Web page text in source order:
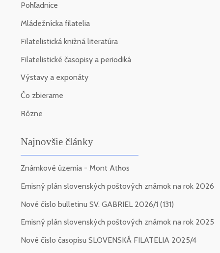
Pohľadnice
Mládežnícka filatelia
Filatelistická knižná literatúra
Filatelistické časopisy a periodiká
Výstavy a exponáty
Čo zbierame
Rôzne
Najnovšie články
Známkové územia - Mont Athos
Emisný plán slovenských poštových známok na rok 2026
Nové číslo bulletinu SV. GABRIEL 2026/1 (131)
Emisný plán slovenských poštových známok na rok 2025
Nové číslo časopisu SLOVENSKÁ FILATELIA 2025/4